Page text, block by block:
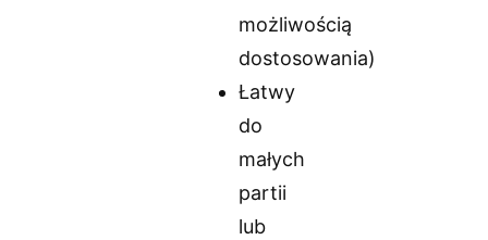
możliwością
dostosowania)
Łatwy
do
małych
partii
lub